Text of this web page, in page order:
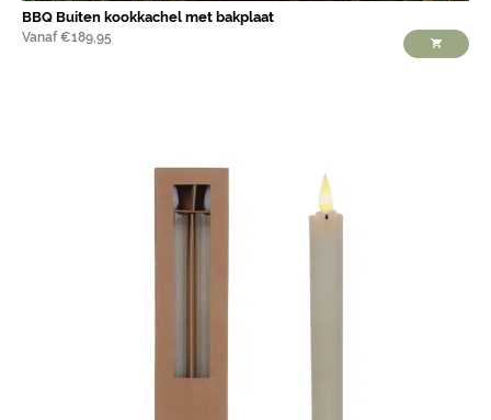
BBQ Buiten kookkachel met bakplaat
Vanaf€189,95